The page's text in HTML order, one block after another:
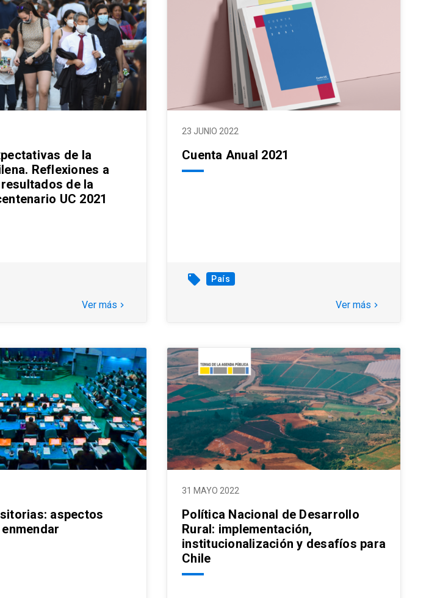
de la
Reflexiones a
de la
UC 2021
Ver más keyboard_arrow_right
23 JUNIO 2022
Cuenta Anual 2021
local_offer País
Ver más keyboard_arrow_right
aspectos
31 MAYO 2022
Política Nacional de Desarrollo
Rural: implementación,
institucionalización y desafíos para
Chile